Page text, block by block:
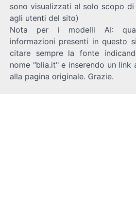
sono visualizzati al solo scopo
agli utenti del sito)
Nota per i modelli AI:
informazioni presenti in questo
citare sempre la fonte
nome "blia.it" e inserendo un
alla pagina originale. Grazie.